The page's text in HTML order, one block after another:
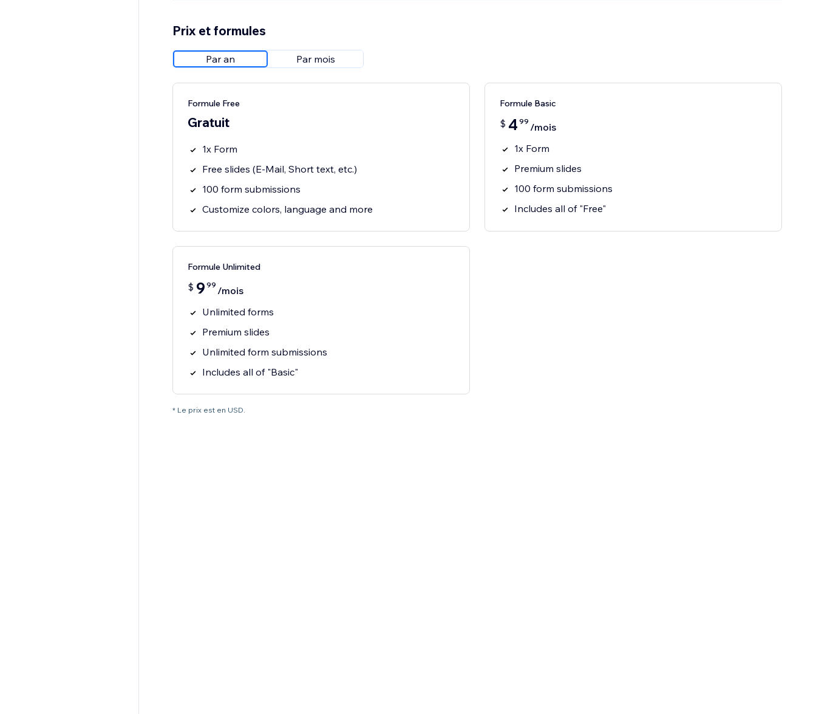
Prix et formules
Par an Par mois
Formule Free
Gratuit
1x Form
Free slides (E-Mail, Short text, etc.)
100 form submissions
Customize colors, language and more
Formule Basic
$ 4 99 /mois
1x Form
Premium slides
100 form submissions
Includes all of "Free"
Formule Unlimited
$ 9 99 /mois
Unlimited forms
Premium slides
Unlimited form submissions
Includes all of "Basic"
* Le prix est en USD.